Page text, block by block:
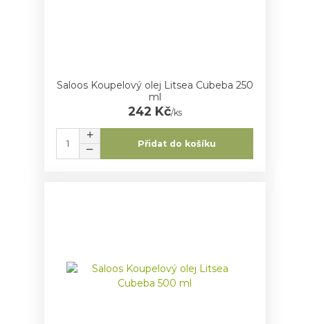
Saloos Koupelový olej Litsea Cubeba 250
ml
242 Kč/ks
Přidat do košíku